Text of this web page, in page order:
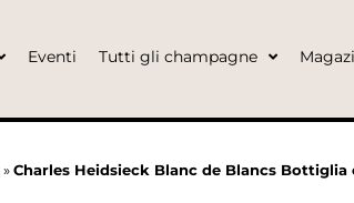
Eventi Tutti gli champagne
» Charles Heidsieck Blanc de Blancs Bottiglia